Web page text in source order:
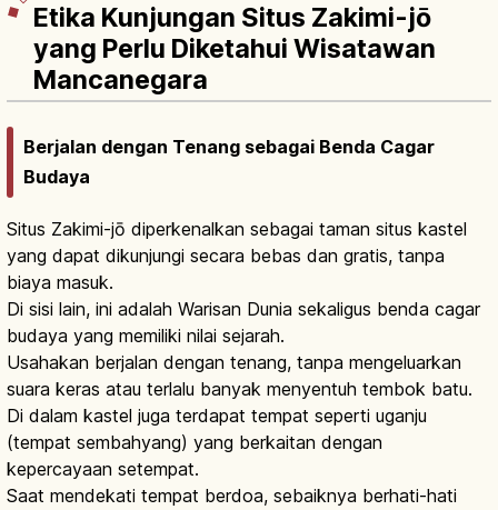
Etika Kunjungan Situs Zakimi-jō
yang Perlu Diketahui Wisatawan
Mancanegara
Berjalan dengan Tenang sebagai Benda Cagar
Budaya
Situs Zakimi-jō diperkenalkan sebagai taman situs kastel
yang dapat dikunjungi secara bebas dan gratis, tanpa
biaya masuk.
Di sisi lain, ini adalah Warisan Dunia sekaligus benda cagar
budaya yang memiliki nilai sejarah.
Usahakan berjalan dengan tenang, tanpa mengeluarkan
suara keras atau terlalu banyak menyentuh tembok batu.
Di dalam kastel juga terdapat tempat seperti uganju
(tempat sembahyang) yang berkaitan dengan
kepercayaan setempat.
Saat mendekati tempat berdoa, sebaiknya berhati-hati